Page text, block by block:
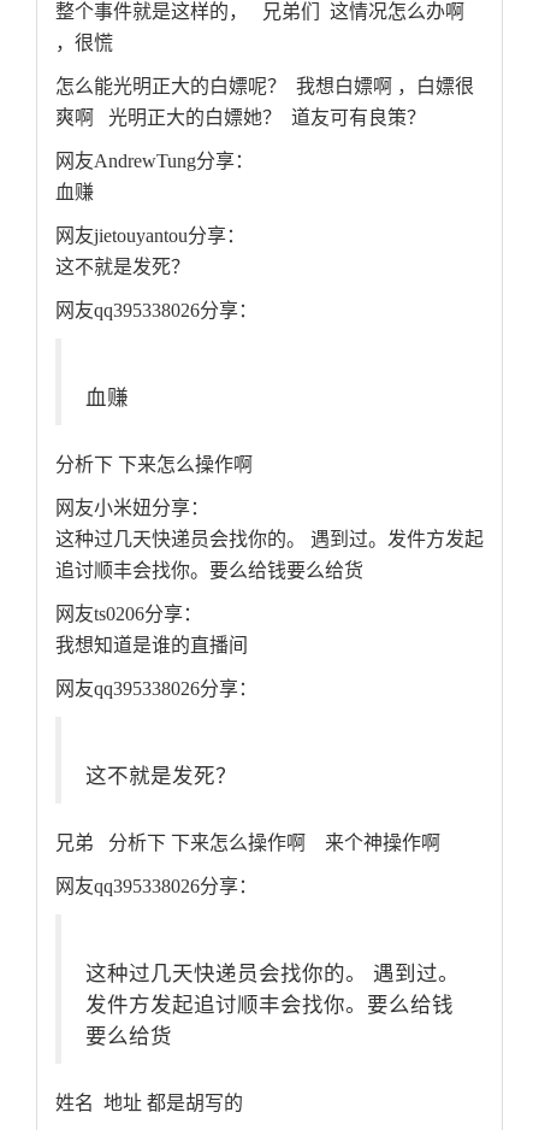
整个事件就是这样的， 兄弟们 这情况怎么办啊
，很慌
怎么能光明正大的白嫖呢？ 我想白嫖啊 ，白嫖很
爽啊 光明正大的白嫖她？ 道友可有良策？
网友AndrewTung分享：
血赚
网友jietouyantou分享：
这不就是发死？
网友qq395338026分享：
血赚
分析下 下来怎么操作啊
网友小米妞分享：
这种过几天快递员会找你的。 遇到过。发件方发起
追讨顺丰会找你。要么给钱要么给货
网友ts0206分享：
我想知道是谁的直播间
网友qq395338026分享：
这不就是发死？
兄弟 分析下 下来怎么操作啊 来个神操作啊
网友qq395338026分享：
这种过几天快递员会找你的。 遇到过。
发件方发起追讨顺丰会找你。要么给钱
要么给货
姓名 地址 都是胡写的